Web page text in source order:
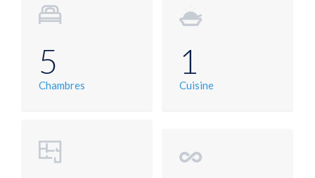
5
Chambres
1
Cuisine